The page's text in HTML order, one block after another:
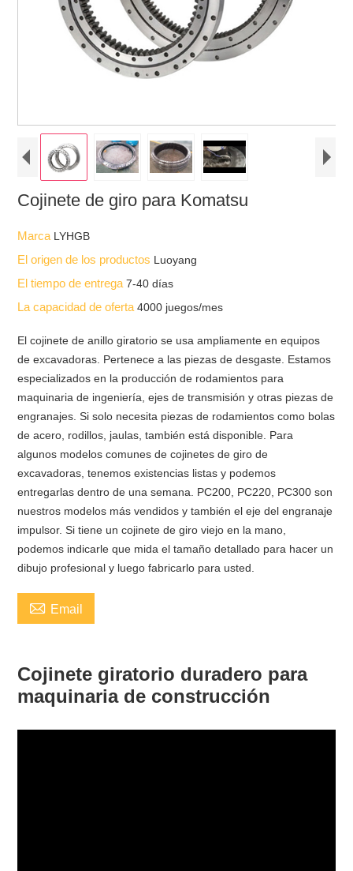
Cojinete de giro para Komatsu
Marca LYHGB
El origen de los productos Luoyang
El tiempo de entrega7-40 días
La capacidad de oferta4000 juegos/mes
El cojinete de anillo giratorio se usa ampliamente en equipos
de excavadoras. Pertenece a las piezas de desgaste. Estamos
especializados en la producción de rodamientos para
maquinaria de ingeniería, ejes de transmisión y otras piezas de
engranajes. Si solo necesita piezas de rodamientos como bolas
de acero, rodillos, jaulas, también está disponible. Para
algunos modelos comunes de cojinetes de giro de
excavadoras, tenemos existencias listas y podemos
entregarlas dentro de una semana. PC200, PC220, PC300 son
nuestros modelos más vendidos y también el eje del engranaje
impulsor. Si tiene un cojinete de giro viejo en la mano,
podemos indicarle que mida el tamaño detallado para hacer un
dibujo profesional y luego fabricarlo para usted.
 Email
Cojinete giratorio duradero para
maquinaria de construcción